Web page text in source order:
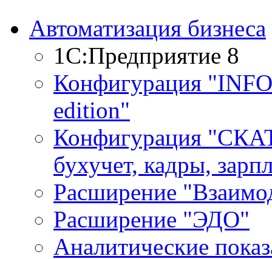
Автоматизация бизнеса
1С:Предприятие 8
Конфигурация
edition"
Конфигурация
бухучет, кадры,
Расширение
Расширение "ЭДО"
Аналитические